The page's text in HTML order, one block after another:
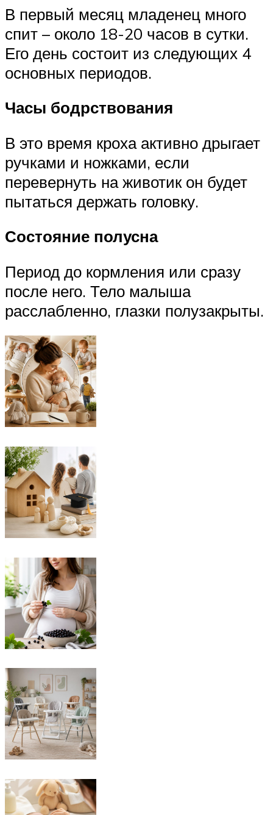
В первый месяц младенец много
спит – около 18-20 часов в сутки.
Его день состоит из следующих 4
основных периодов.
Часы бодрствования
В это время кроха активно дрыгает
ручками и ножками, если
перевернуть на животик он будет
пытаться держать головку.
Состояние полусна
Период до кормления или сразу
после него. Тело малыша
расслабленно, глазки полузакрыты.